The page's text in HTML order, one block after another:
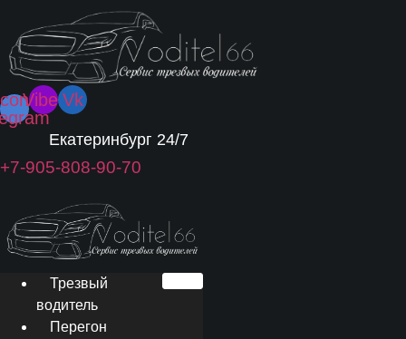
ViberVk
Екатеринбург 24/7
+7-905-808-90-70
Трезвый
водитель
Перегон